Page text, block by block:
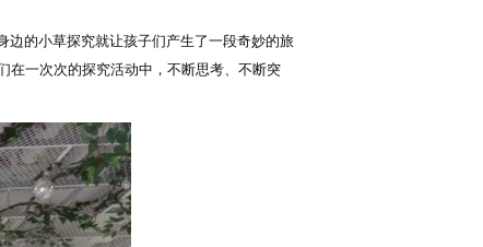
的小草探究就让孩子们产生了一段奇妙的旅
在一次次的探究活动中，不断思考、不断突